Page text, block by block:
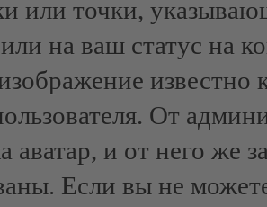
или точки,
на ваш статус на
известно
От
аватар, и от него же
Если вы не